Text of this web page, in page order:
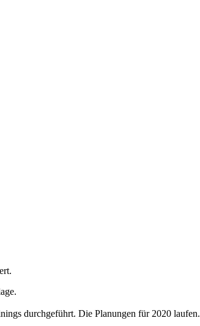
durchgeführt. Die Planungen für 2020 laufen.